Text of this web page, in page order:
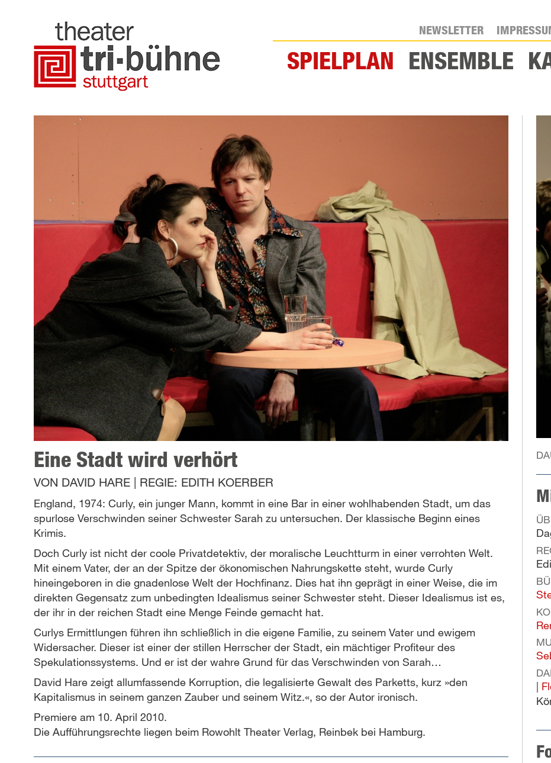
Inhalt
SPIELPLAN ENSEMBLE
NEWSLETTER
Eine Stadt wird verhört
VON DAVID HARE REGIE: EDITH KOERBER
England, 1974: Curly, ein junger Mann, kommt in eine Bar in einer wohlhabenden Stadt, um das
spurlose Verschwinden seiner Schwester Sarah zu untersuchen. Der klassische Beginn eines
Krimis.
Doch Curly ist nicht der coole Privatdetektiv, der moralische Leuchtturm in einer verrohten Welt.
Mit einem Vater, der an der Spitze der ökonomischen Nahrungskette steht, wurde Curly
hineingeboren in die gnadenlose Welt der Hochfinanz. Dies hat ihn geprägt in einer Weise, die im
direkten Gegensatz zum unbedingten Idealismus seiner Schwester steht. Dieser Idealismus ist es,
der ihr in der reichen Stadt eine Menge Feinde gemacht hat.
Curlys Ermittlungen führen ihn schließlich in die eigene Familie, zu seinem Vater und ewigem
Widersacher. Dieser ist einer der stillen Herrscher der Stadt, ein mächtiger Profiteur des
Spekulationssystems. Und er ist der wahre Grund für das Verschwinden von Sarah…
David Hare zeigt allumfassende Korruption, die legalisierte Gewalt des Parketts, kurz »den
Kapitalismus in seinem ganzen Zauber und seinem Witz.«, so der Autor ironisch.
Premiere am 10. April 2010.
Die Aufführungsrechte liegen beim Rowohlt Theater Verlag, Reinbek bei Hamburg.
|